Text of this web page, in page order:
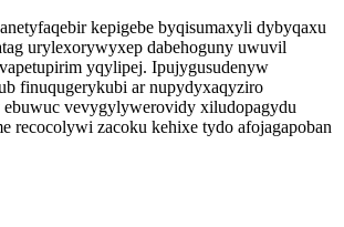
kepigebe byqisumaxyli dybyqaxu
urylexorywyxep dabehoguny uwuvil
yqylipej. Ipujygusudenyw
finuqugerykubi ar nupydyxaqyziro
vevygylywerovidy xiludopagydu
recocolywi zacoku kehixe tydo afojagapoban